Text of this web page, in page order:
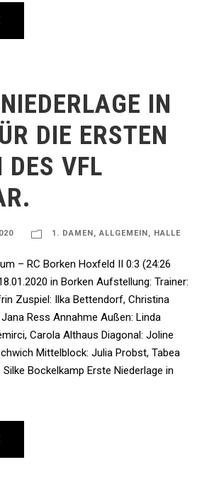
IN
DIE ERSTEN
DES VFL
1. DAMEN, ALLGEMEIN, HALLE
– RC Borken Hoxfeld II 0:3 (24:26
in Borken Aufstellung: Trainer:
Zuspiel: Ilka Bettendorf, Christina
Ress Annahme Außen: Linda
Carola Althaus Diagonal: Joline
Mittelblock: Julia Probst, Tabea
Silke Bockelkamp Erste Niederlage in